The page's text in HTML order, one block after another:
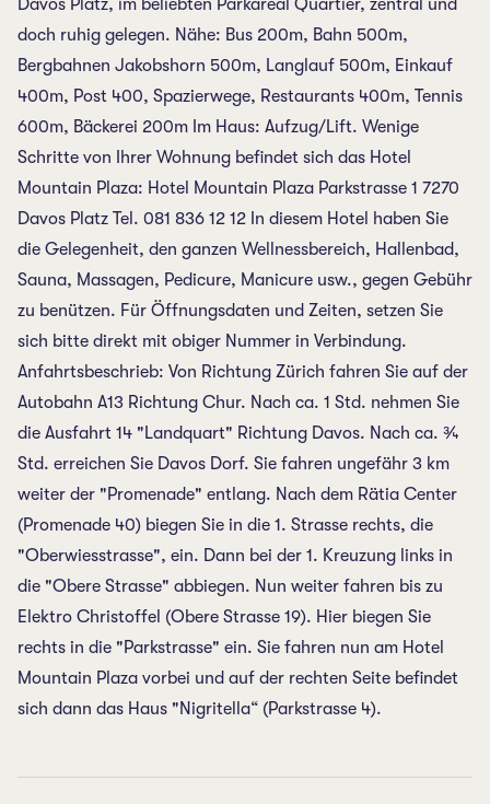
Davos Platz, im beliebten Parkareal Quartier, zentral und
doch ruhig gelegen. Nähe: Bus 200m, Bahn 500m,
Bergbahnen Jakobshorn 500m, Langlauf 500m, Einkauf
400m, Post 400, Spazierwege, Restaurants 400m, Tennis
600m, Bäckerei 200m Im Haus: Aufzug/Lift. Wenige
Schritte von Ihrer Wohnung befindet sich das Hotel
Mountain Plaza: Hotel Mountain Plaza Parkstrasse 1 7270
Davos Platz Tel. 081 836 12 12 In diesem Hotel haben Sie
die Gelegenheit, den ganzen Wellnessbereich, Hallenbad,
Sauna, Massagen, Pedicure, Manicure usw., gegen Gebühr
zu benützen. Für Öffnungsdaten und Zeiten, setzen Sie
sich bitte direkt mit obiger Nummer in Verbindung.
Anfahrtsbeschrieb: Von Richtung Zürich fahren Sie auf der
Autobahn A13 Richtung Chur. Nach ca. 1 Std. nehmen Sie
die Ausfahrt 14 "Landquart" Richtung Davos. Nach ca. ¾
Std. erreichen Sie Davos Dorf. Sie fahren ungefähr 3 km
weiter der "Promenade" entlang. Nach dem Rätia Center
(Promenade 40) biegen Sie in die 1. Strasse rechts, die
"Oberwiesstrasse", ein. Dann bei der 1. Kreuzung links in
die "Obere Strasse" abbiegen. Nun weiter fahren bis zu
Elektro Christoffel (Obere Strasse 19). Hier biegen Sie
rechts in die "Parkstrasse" ein. Sie fahren nun am Hotel
Mountain Plaza vorbei und auf der rechten Seite befindet
sich dann das Haus "Nigritella“ (Parkstrasse 4).